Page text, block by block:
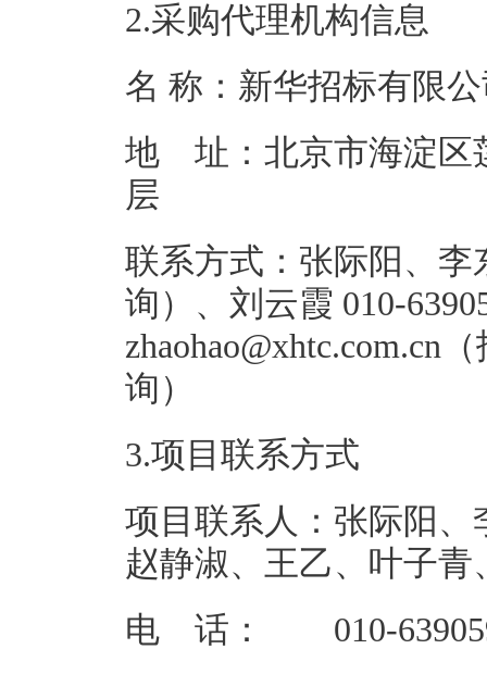
2.采购代理机构信息
名 称：新
地 址：北京市海淀区
联系方式：张际阳、李
询）、刘云霞 010-
zhaohao@xhtc.com.cn
询
3.项目联系方式
项目联系人：张际阳
赵静淑、王乙、叶子青
电 话： 010-